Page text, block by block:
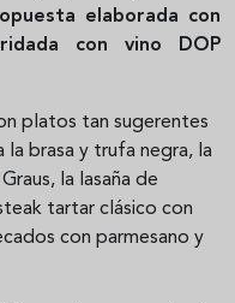
elaborada con
con vino DOP
platos tan sugerentes
brasa y trufa negra, la
la lasaña de
tartar clásico con
con parmesano y